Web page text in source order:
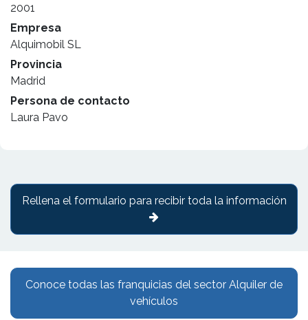
2001
Empresa
Alquimobil SL
Provincia
Madrid
Persona de contacto
Laura Pavo
Conoce todas las franquicias del sector Alquiler de
vehículos